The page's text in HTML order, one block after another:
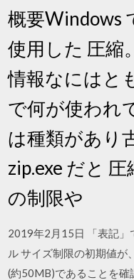
概要Windows
使用した 圧縮
情報なにはと
で何が使われ
は種類があり
zip.exe だと
の制限や
2019年2月15日 「表記」
ル サイズ制限の初期値
(約50MB)であることを確